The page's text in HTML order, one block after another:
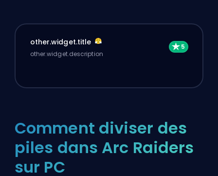
other.widget.title
other.widget.description
Comment diviser des
piles dans Arc Raiders
sur PC